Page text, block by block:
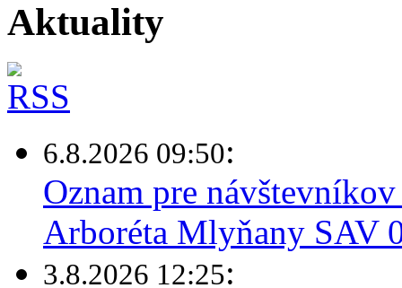
Aktuality
6.8.2026 09:50:
Oznam pre
Arboréta Mlyňany SAV
3.8.2026 12:25: